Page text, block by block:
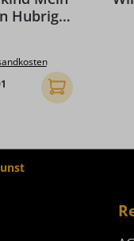
Hubrig
In den Warenkorb